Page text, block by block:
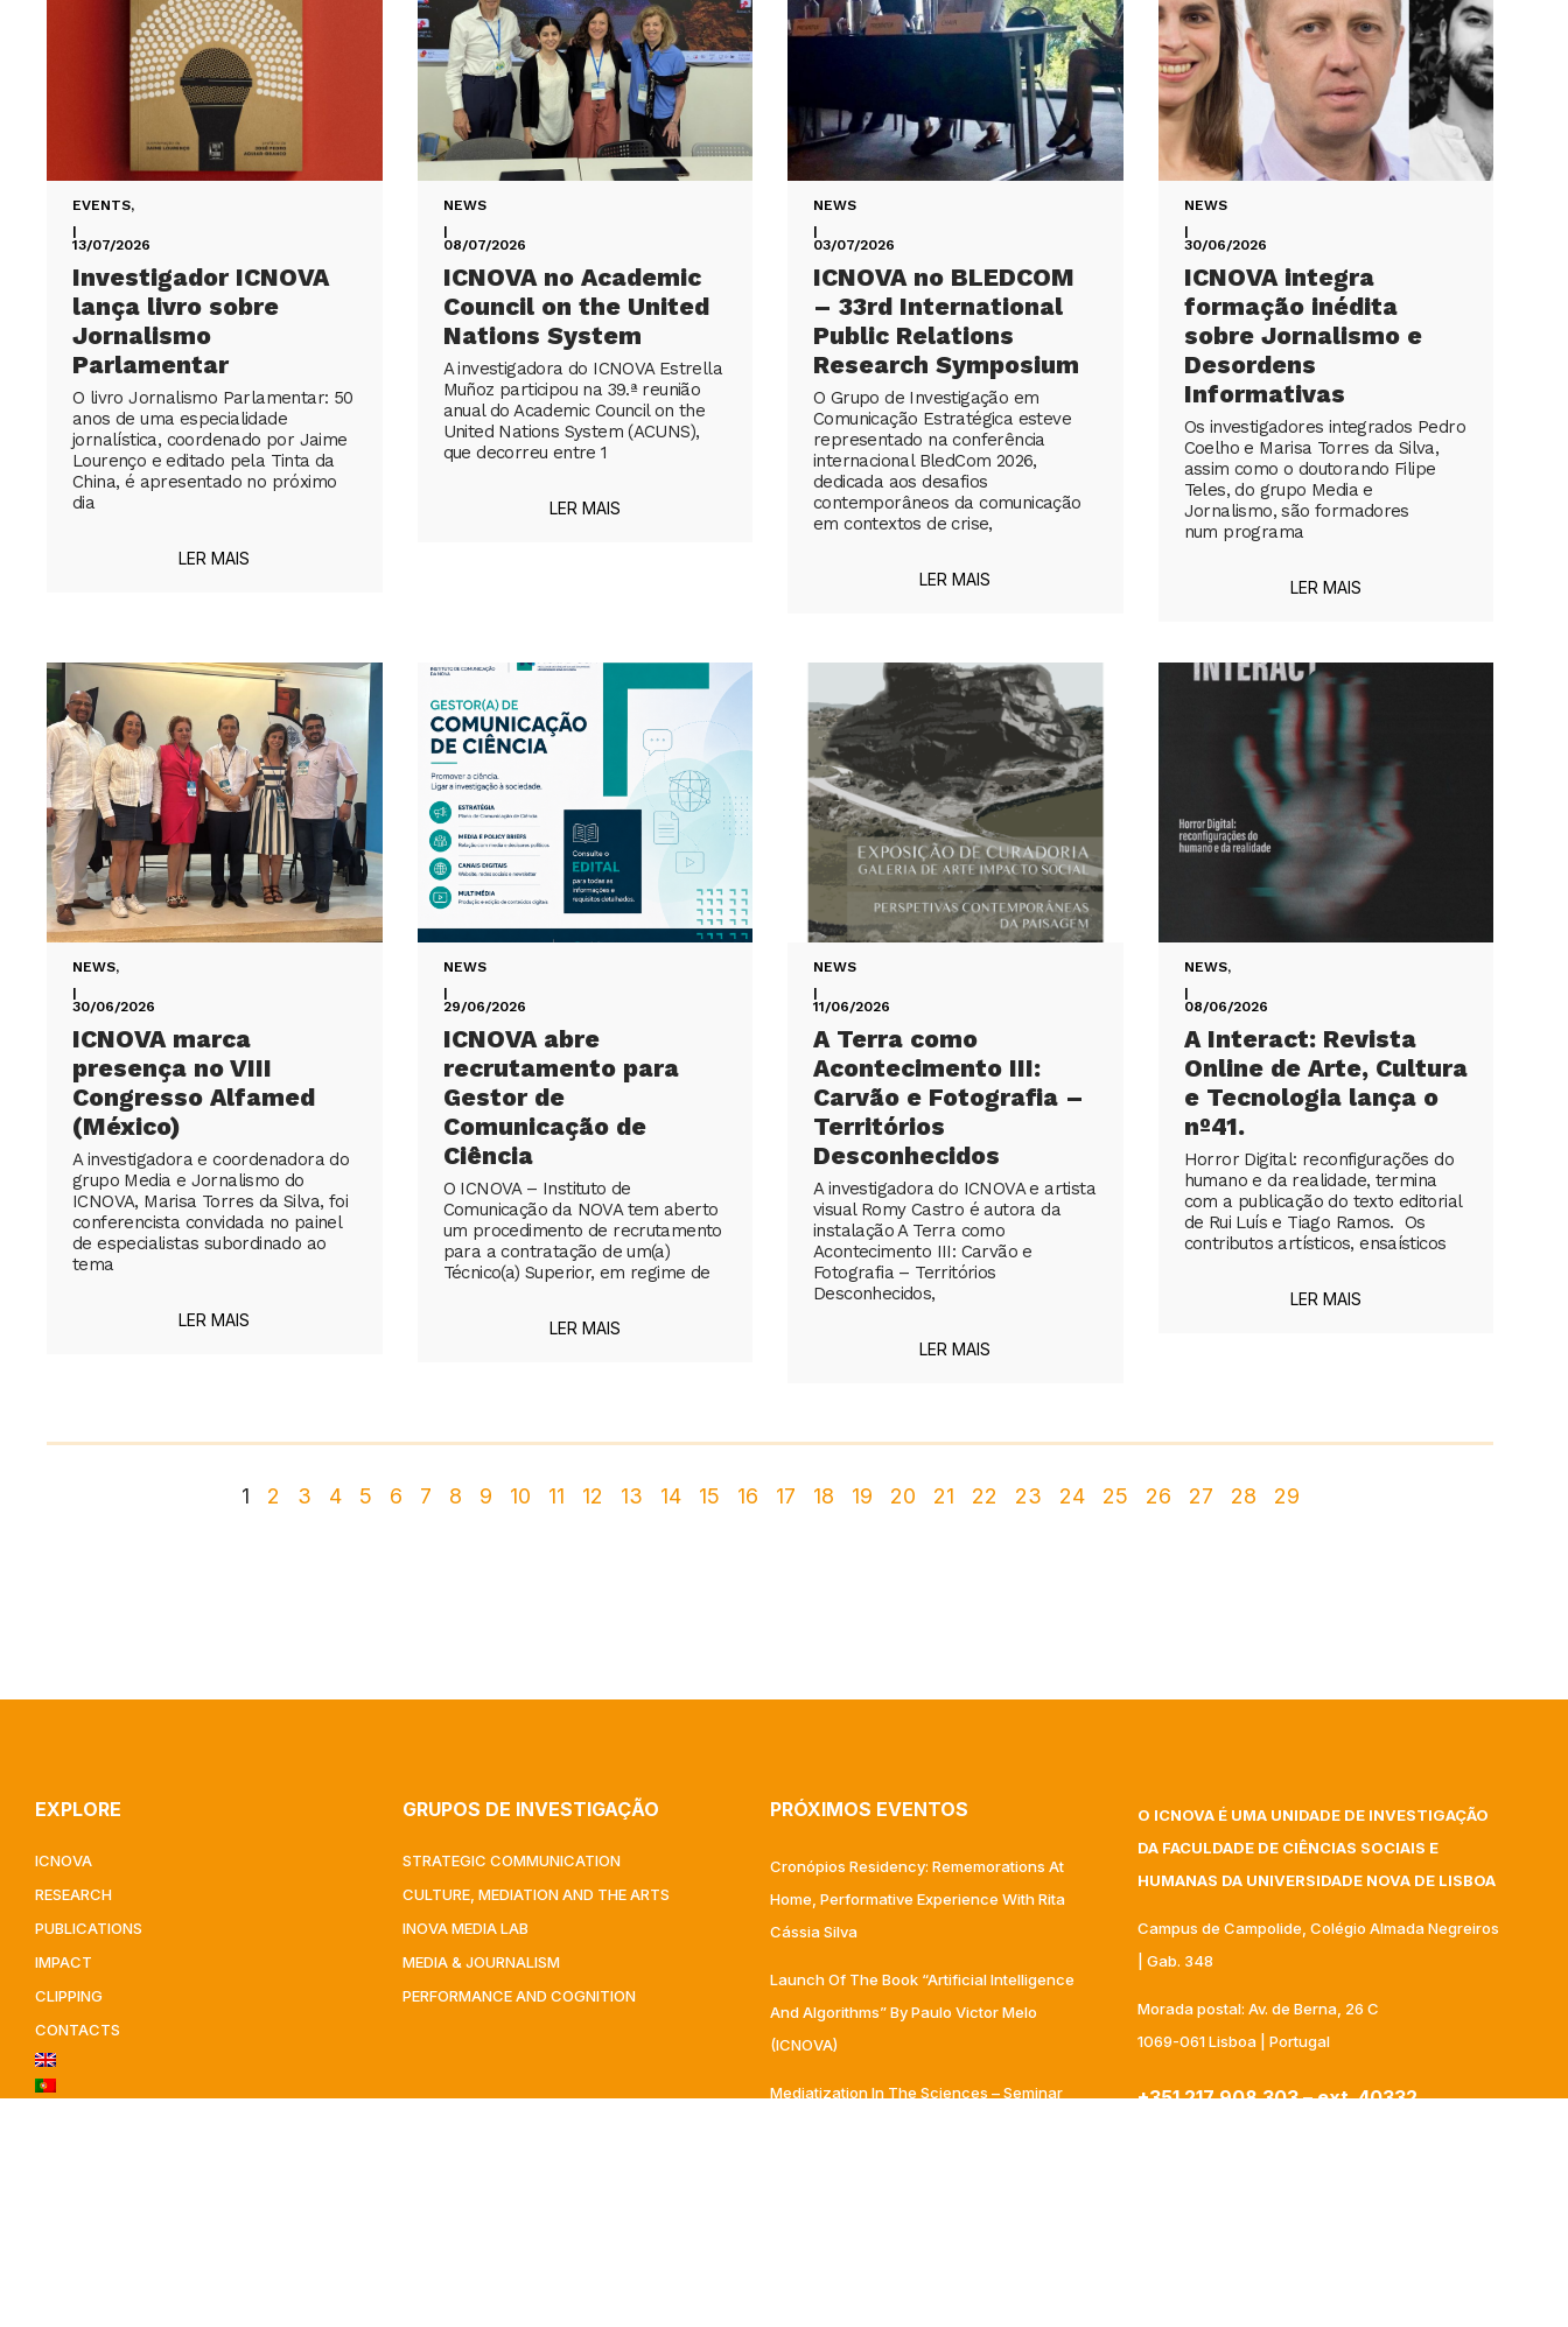
EVENTS,
|
13/07/2026
Investigador ICNOVA
lança livro sobre
Jornalismo
Parlamentar
O livro Jornalismo Parlamentar: 50
anos de uma especialidade
jornalística, coordenado por Jaime
Lourenço e editado pela Tinta da
China, é apresentado no próximo
dia
LER MAIS
NEWS
|
08/07/2026
ICNOVA no Academic
Council on the United
Nations System
A investigadora do ICNOVA Estrella
Muñoz participou na 39.ª reunião
anual do Academic Council on the
United Nations System (ACUNS),
que decorreu entre 1
LER MAIS
NEWS
|
03/07/2026
ICNOVA no BLEDCOM
– 33rd International
Public Relations
Research Symposium
O Grupo de Investigação em
Comunicação Estratégica esteve
representado na conferência
internacional BledCom 2026,
dedicada aos desafios
contemporâneos da comunicação
em contextos de crise,
LER MAIS
NEWS
|
30/06/2026
ICNOVA integra
formação inédita
sobre Jornalismo e
Desordens
Informativas
Os investigadores integrados Pedro
Coelho e Marisa Torres da Silva,
assim como o doutorando Filipe
Teles, do grupo Media e
Jornalismo, são formadores
num programa
LER MAIS
NEWS,
|
30/06/2026
ICNOVA marca
presença no VIII
Congresso Alfamed
(México)
A investigadora e coordenadora do
grupo Media e Jornalismo do
ICNOVA, Marisa Torres da Silva, foi
conferencista convidada no painel
de especialistas subordinado ao
tema
LER MAIS
NEWS
|
29/06/2026
ICNOVA abre
recrutamento para
Gestor de
Comunicação de
Ciência
O ICNOVA – Instituto de
Comunicação da NOVA tem aberto
um procedimento de recrutamento
para a contratação de um(a)
Técnico(a) Superior, em regime de
LER MAIS
NEWS
|
11/06/2026
A Terra como
Acontecimento III:
Carvão e Fotografia –
Territórios
Desconhecidos
A investigadora do ICNOVA e artista
visual Romy Castro é autora da
instalação A Terra como
Acontecimento III: Carvão e
Fotografia – Territórios
Desconhecidos,
LER MAIS
NEWS,
|
08/06/2026
A Interact: Revista
Online de Arte, Cultura
e Tecnologia lança o
nº41.
Horror Digital: reconfigurações do
humano e da realidade, termina
com a publicação do texto editorial
de Rui Luís e Tiago Ramos. Os
contributos artísticos, ensaísticos
LER MAIS
1 2 3 4 5 6 7 8 9 10 11 12 13 14 15 16 17 18 19 20 21 22 23 24 25 26 27 28 29
EXPLORE
ICNOVA
RESEARCH
PUBLICATIONS
IMPACT
CLIPPING
CONTACTS
GRUPOS DE INVESTIGAÇÃO
STRATEGIC COMMUNICATION
CULTURE, MEDIATION AND THE ARTS
INOVA MEDIA LAB
MEDIA & JOURNALISM
PERFORMANCE AND COGNITION
PRÓXIMOS EVENTOS
Cronópios Residency: Rememorations At
Home, Performative Experience With Rita
Cássia Silva
Launch Of The Book “Artificial Intelligence
And Algorithms” By Paulo Victor Melo
(ICNOVA)
Mediatization In The Sciences – Seminar
O ICNOVA É UMA UNIDADE DE INVESTIGAÇÃO
DA FACULDADE DE CIÊNCIAS SOCIAIS E
HUMANAS DA UNIVERSIDADE NOVA DE LISBOA
Campus de Campolide, Colégio Almada Negreiros
| Gab. 348
Morada postal: Av. de Berna, 26 C
1069-061 Lisboa | Portugal
+351 217 908 303 – ext 40332